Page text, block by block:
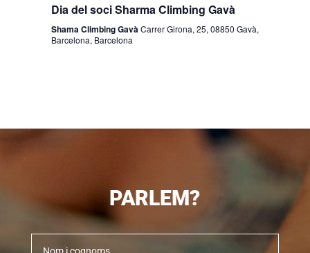
Dia del soci Sharma Climbing Gavà
Shama Climbing GavàCarrer Girona, 25, 08850 Gavà,
Barcelona, Barcelona
PARLEM?